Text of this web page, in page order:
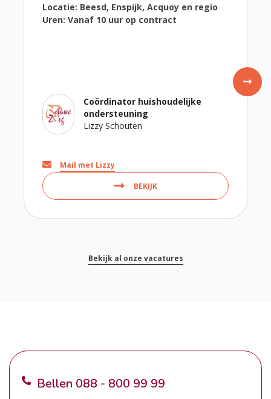
Locatie: Beesd, Enspijk, Acquoy en regio
Uren: Vanaf 10 uur op contract
Coördinator huishoudelijke
ondersteuning
Lizzy Schouten
BEKIJK
Mail met Lizzy
Bekijk al onze vacatures
Bellen 088 - 800 99 99